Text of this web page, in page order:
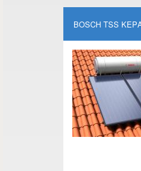
BOSCH TSS